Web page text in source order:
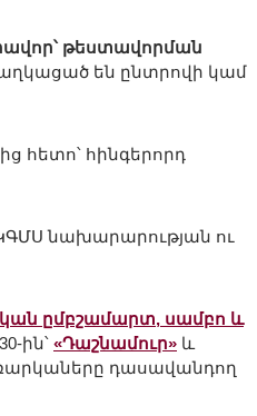
թեստավորման
են ընտրովի կամ
հետո՝ հինգերորդ
նախարարության ու
ըմբշամարտ, սամբո և
ին՝ «Դաշնամուր» և
դասավանդող